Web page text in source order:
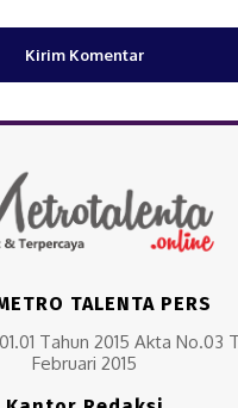
TALENTA PERS
Tahun 2015 Akta No.03
Februari 2015